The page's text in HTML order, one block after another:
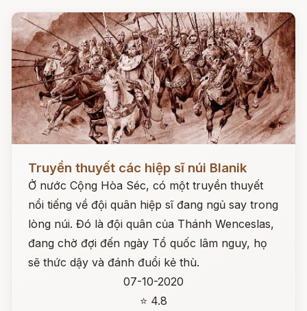
Đọc ngay
Truyền thuyết các hiệp sĩ núi Blanik
Ở nước Cộng Hòa Séc, có một truyền thuyết
nổi tiếng về đội quân hiệp sĩ đang ngủ say trong
lòng núi. Đó là đội quân của Thánh Wenceslas,
đang chờ đợi đến ngày Tổ quốc lâm nguy, họ
sẽ thức dậy và đánh đuổi kẻ thù.
07-10-2020
⭐ 4.8